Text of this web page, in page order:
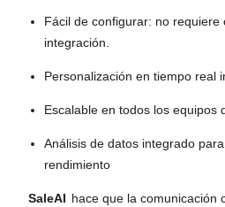
Fácil de configurar: no requiere
integración.
Personalización en tiempo real
Escalable en todos los equipos
Análisis de datos integrado
rendimiento
SaleAI hace que la comunicación